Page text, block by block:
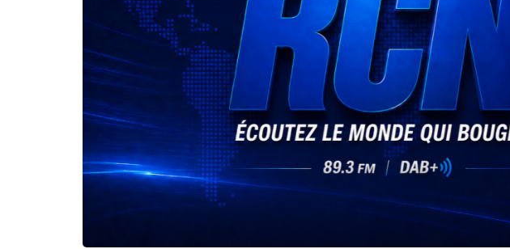
Issa Nissa OGC Nice